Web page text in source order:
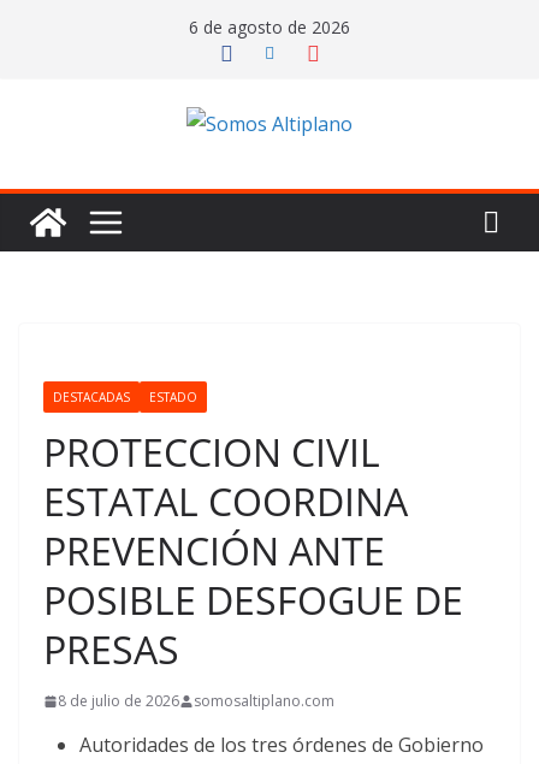
6 de agosto de 2026
DESTACADAS ESTADO
PROTECCION CIVIL
ESTATAL COORDINA
PREVENCIÓN ANTE
POSIBLE DESFOGUE DE
PRESAS
8 de julio de 2026 somosaltiplano.com
Autoridades de los tres órdenes de Gobierno